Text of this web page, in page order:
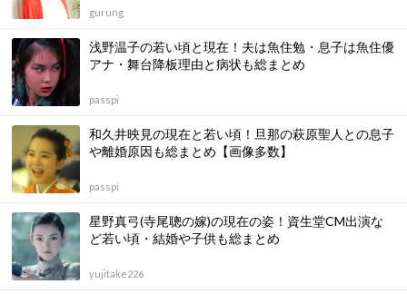
gurung
浅野温子の若い頃と現在！夫は魚住勉・息子は魚住優
アナ・舞台降板理由と病状も総まとめ
passpi
和久井映見の現在と若い頃！旦那の萩原聖人との息子
や離婚原因も総まとめ【画像多数】
passpi
星野真弓(寺尾聰の嫁)の現在の姿！資生堂CM出演な
ど若い頃・結婚や子供も総まとめ
yujitake226